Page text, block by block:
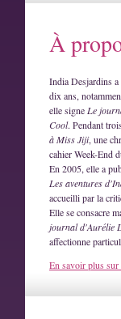
À
India Desjardins a
dix ans,
elle signe Le
Cool. Pendant
à Miss Jiji, une
cahier Week-End
En 2005, elle a
Les aventures
accueilli par la
Elle se consacre
journal d'Aurélie
affectionne
En savoir plus